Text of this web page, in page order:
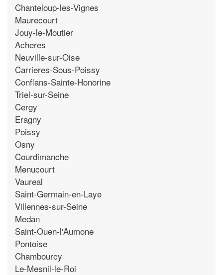
Chanteloup-les-Vignes
Maurecourt
Jouy-le-Moutier
Acheres
Neuville-sur-Oise
Carrieres-Sous-Poissy
Conflans-Sainte-Honorine
Triel-sur-Seine
Cergy
Eragny
Poissy
Osny
Courdimanche
Menucourt
Vaureal
Saint-Germain-en-Laye
Villennes-sur-Seine
Medan
Saint-Ouen-l'Aumone
Pontoise
Chambourcy
Le-Mesnil-le-Roi